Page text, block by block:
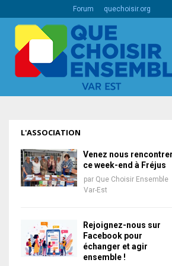
Forum quechoisir.org
barres internationaux
L'ASSOCIATION
Venez nous rencontrer
ce week-end à Fréjus
par Que Choisir Ensemble
Var-Est
Rejoignez-nous sur
Facebook pour
échanger et agir
ensemble !